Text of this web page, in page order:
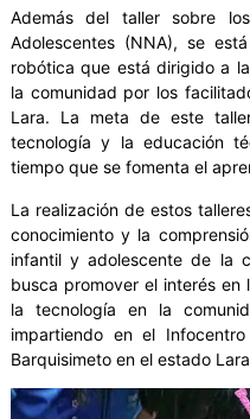
Además del taller sobre
Adolescentes (NNA), se
robótica que está dirigido a
la comunidad por los
Lara. La meta de este
tecnología y la educación
tiempo que se fomenta el
La realización de estos
conocimiento y la
infantil y adolescente de la
busca promover el interés en
la tecnología en la
impartiendo en el
Barquisimeto en el estado